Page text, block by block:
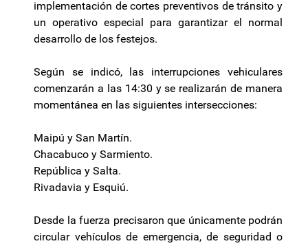
implementación de cortes preventivos de tránsito y
un operativo especial para garantizar el normal
desarrollo de los festejos.
Según se indicó, las interrupciones vehiculares
comenzarán a las 14:30 y se realizarán de manera
momentánea en las siguientes intersecciones:
Maipú y San Martín.
Chacabuco y Sarmiento.
República y Salta.
Rivadavia y Esquiú.
Desde la fuerza precisaron que únicamente podrán
circular vehículos de emergencia, de seguridad o